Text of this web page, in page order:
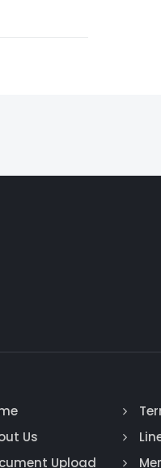
Us
Upload